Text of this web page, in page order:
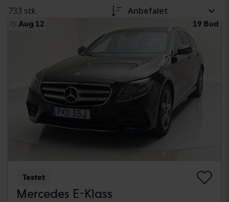
733 stk. Anbefalet
Aug 12 19 Bud
Testet
Mercedes E-Klass